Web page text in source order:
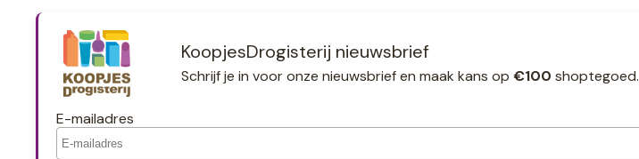
KoopjesDrogisterij nieuwsbrief
Schrijf je in voor onze nieuwsbrief en maak kans op €100 shoptegoed.
E-mailadres